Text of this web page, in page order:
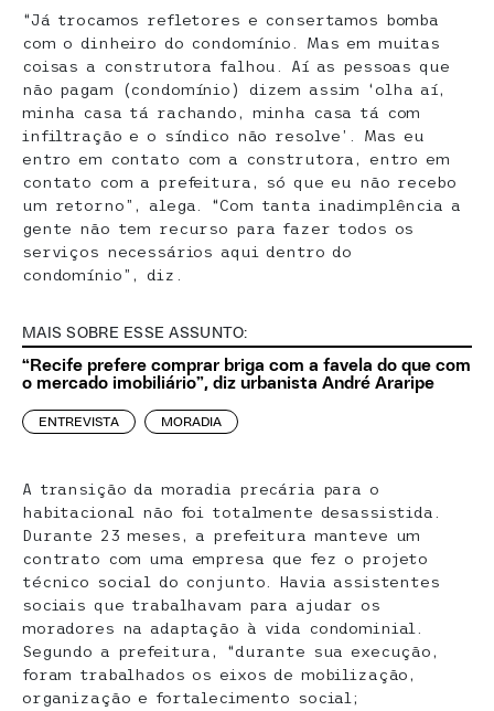
“Já trocamos refletores e consertamos bomba
com o dinheiro do condomínio. Mas em muitas
coisas a construtora falhou. Aí as pessoas que
não pagam (condomínio) dizem assim ‘olha aí,
minha casa tá rachando, minha casa tá com
infiltração e o síndico não resolve’. Mas eu
entro em contato com a construtora, entro em
contato com a prefeitura, só que eu não recebo
um retorno”, alega. “Com tanta inadimplência a
gente não tem recurso para fazer todos os
serviços necessários aqui dentro do
condomínio”, diz.
MAIS SOBRE ESSE ASSUNTO:
“Recife prefere comprar briga com a favela do que com
o mercado imobiliário”, diz urbanista André Araripe
ENTREVISTA MORADIA
A transição da moradia precária para o
habitacional não foi totalmente desassistida.
Durante 23 meses, a prefeitura manteve um
contrato com uma empresa que fez o projeto
técnico social do conjunto. Havia assistentes
sociais que trabalhavam para ajudar os
moradores na adaptação à vida condominial.
Segundo a prefeitura, “durante sua execução,
foram trabalhados os eixos de mobilização,
organização e fortalecimento social;